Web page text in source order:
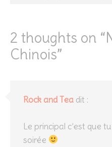
2 thoughts on “
Chinois”
Rock and Tea dit :
Le principal c’est que
soirée